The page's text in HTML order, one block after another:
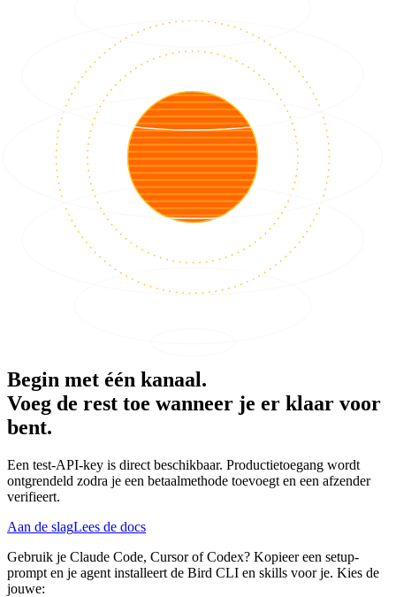
Begin met één kanaal.
Voeg de rest toe wanneer je er klaar voor
bent.
Een test-API-key is direct beschikbaar. Productietoegang wordt
ontgrendeld zodra je een betaalmethode toevoegt en een afzender
verifieert.
Aan de slagLees de docs
Gebruik je Claude Code, Cursor of Codex? Kopieer een setup-
prompt en je agent installeert de Bird CLI en skills voor je. Kies de
jouwe: